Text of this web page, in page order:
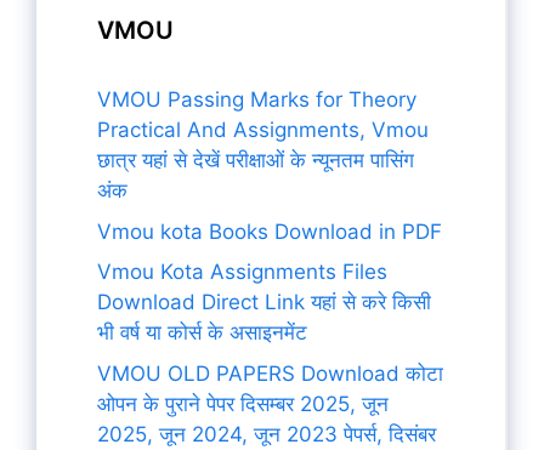
VMOU
VMOU Passing Marks for Theory
Practical And Assignments, Vmou
छात्र यहां से देखें परीक्षाओं के न्यूनतम पासिंग
अंक
Vmou kota Books Download in PDF
Vmou Kota Assignments Files
Download Direct Link यहां से करे किसी
भी वर्ष या कोर्स के असाइनमेंट
VMOU OLD PAPERS Download कोटा
ओपन के पुराने पेपर दिसम्बर 2025, जून
2025, जून 2024, जून 2023 पेपर्स, दिसंबर